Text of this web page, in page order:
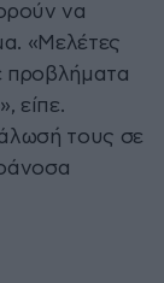
να
«Μελέτες
προβλήματα
είπε.
τους σε